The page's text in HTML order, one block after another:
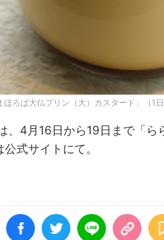
ほろば大仏プリン（大）カスタード」（1
、4月16日から19日まで「
式サイトにて。